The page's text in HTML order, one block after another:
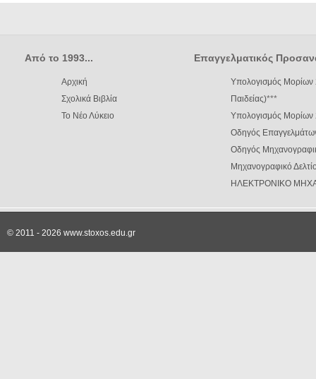
Από το 1993...
Αρχική
Σχολικά Βιβλία
Το Νέο Λύκειο
Επαγγελματικός
Υπολογισμός Μορίων
Παιδείας)***
Υπολογισμός
Οδηγός
Οδηγός
Μηχανογραφικό
ΗΛΕΚΤΡΟΝΙΚΟ
© 2011 - 2026 www.stoxos.edu.gr